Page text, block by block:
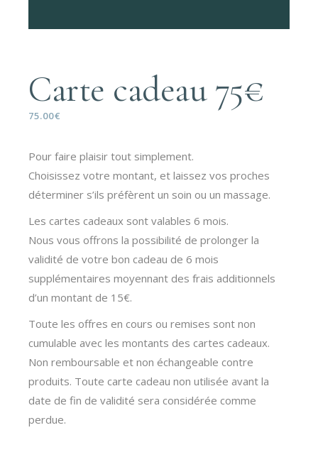
Carte cadeau 75€
75.00€
Pour faire plaisir tout simplement.
Choisissez votre montant, et laissez vos proches
déterminer s’ils préfèrent un soin ou un massage.
Les cartes cadeaux sont valables 6 mois.
Nous vous offrons la possibilité de prolonger la
validité de votre bon cadeau de 6 mois
supplémentaires moyennant des frais additionnels
d’un montant de 15€.
Toute les offres en cours ou remises sont non
cumulable avec les montants des cartes cadeaux.
Non remboursable et non échangeable contre
produits. Toute carte cadeau non utilisée avant la
date de fin de validité sera considérée comme
perdue.